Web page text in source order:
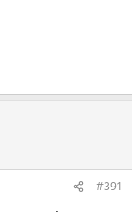
#391